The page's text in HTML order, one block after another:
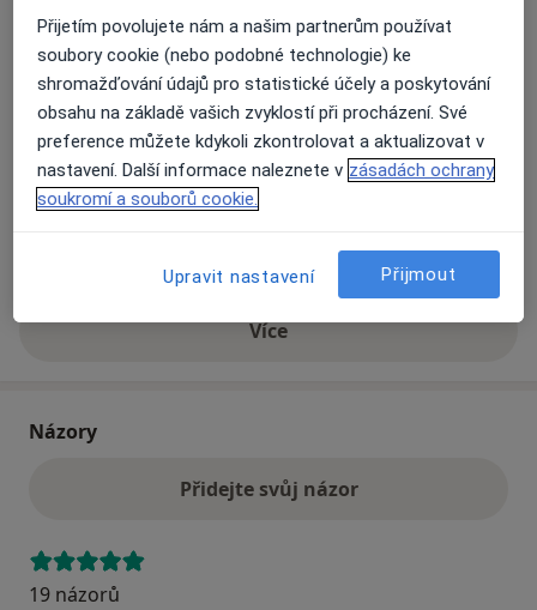
Kateřinská 34 - dosud
Člen ČLK od jejího vzniku pod evidenčním číslem
5127586128
Přiblížit mapuse otevře v nové záložce
Dostupnost
Na této adrese online kalendář není aktivní
Co mám v takové situaci udělat?
Způsoby platby (soukromé návštěvy)
Víceo adrese
Názory
Přidejte svůj názor
19 názorů
Přijetím povolujete nám a našim partnerům používat
soubory cookie (nebo podobné technologie) ke
shromažďování údajů pro statistické účely a poskytování
obsahu na základě vašich zvyklostí při procházení. Své
preference můžete kdykoli zkontrolovat a aktualizovat v
nastavení. Další informace naleznete v zásadách ochrany
soukromí a souborů cookie.
Upravit nastavení Přijmout